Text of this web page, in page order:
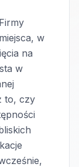
w
na
w
to, czy